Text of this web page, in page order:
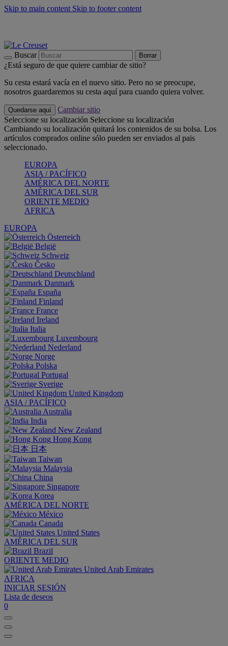
Skip to main content Skip to footer content
Buscar Borrar
¿Está seguro de que quiere cambiar de sitio?
Su cesta estará vacía en el nuevo sitio. Pero no se preocupe,
nosotros guardaremos su cesta aquí para cuando quiera volver.
Quedarse aquí
Cambiar sitio
Seleccione su localización Seleccione su localización
Cambiando su localización quitará los contenidos de su bolsa. Los
artículos comprados online sólo pueden ser enviados al pais
seleccionado.
EUROPA
ASIA / PACÍFICO
AMÉRICA DEL NORTE
AMÉRICA DEL SUR
ORIENTE MEDIO
AFRICA
EUROPA
Österreich
België
Schweiz
Česko
Deutschland
Danmark
España
Finland
France
Ireland
Italia
Luxembourg
Nederland
Norge
Polska
Portugal
Sverige
United Kingdom
ASIA / PACÍFICO
Australia
India
New Zealand
Hong Kong
日本
Taiwan
Malaysia
China
Singapore
Korea
AMÉRICA DEL NORTE
México
Canada
United States
AMÉRICA DEL SUR
Brazil
ORIENTE MEDIO
United Arab Emirates
AFRICA
INICIAR SESIÓN
Lista de deseos
0